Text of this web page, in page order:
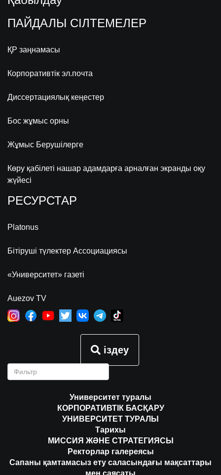
ПАЙДАЛЫ СІЛТЕМЕЛЕР
ҚР заңнамасы
Корпоративтік эл.почта
Диссертациялық кеңестер
Бос жұмыс орны
Жұмыс Берушілерге
Көру қабілеті нашар адамдарға арналған экранды оқу
жүйесі
РЕСУРСТАР
Platonus
Бітіруші түлектер Ассоциациясы
«Университет» газеті
Auezov TV
іздеу
Университет туралы
КОРПОРАТИВТІК БАСҚАРУ
УНИВЕРСИТЕТ ТУРАЛЫ
Тарихы
МИССИЯ ЖӘНЕ СТРАТЕГИЯСЫ
Ректорлар галереясы
Сапаны қамтамасыз ету саласындағы мақсаттары
мен саясаты